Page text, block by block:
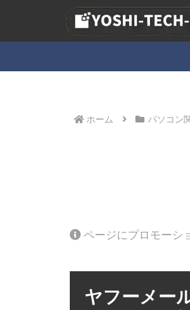
ホーム パソコン
ページにプロモーシ
ヤフーメー